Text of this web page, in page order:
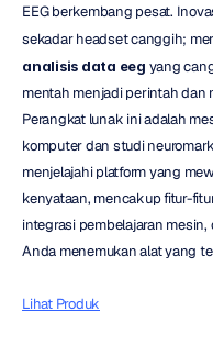
EEG berkembang pesat.
sekadar headset canggih;
analisis data eeg yang
mentah menjadi perintah
Perangkat lunak ini adalah
komputer dan studi
menjelajahi platform yang
kenyataan, mencakup fitur-
integrasi pembelajaran
Anda menemukan alat yang
Lihat Produk